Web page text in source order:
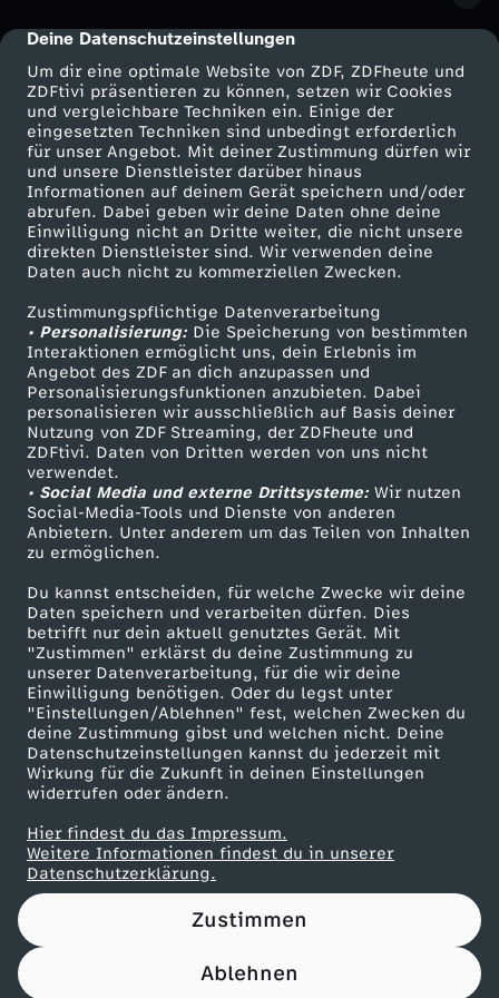
cmp-dialog-description
Deine Datenschutzeinstellungen
Um dir eine optimale Website von ZDF, ZDFheute und
ZDFtivi präsentieren zu können, setzen wir Cookies
und vergleichbare Techniken ein. Einige der
eingesetzten Techniken sind unbedingt erforderlich
für unser Angebot. Mit deiner Zustimmung dürfen wir
und unsere Dienstleister darüber hinaus
Informationen auf deinem Gerät speichern und/oder
abrufen. Dabei geben wir deine Daten ohne deine
Einwilligung nicht an Dritte weiter, die nicht unsere
direkten Dienstleister sind. Wir verwenden deine
Daten auch nicht zu kommerziellen Zwecken.
Zustimmungspflichtige Datenverarbeitung
• Personalisierung:Die Speicherung von bestimmten
Interaktionen ermöglicht uns, dein Erlebnis im
Angebot des ZDF an dich anzupassen und
Personalisierungsfunktionen anzubieten. Dabei
personalisieren wir ausschließlich auf Basis deiner
Nutzung von ZDF Streaming, der ZDFheute und
ZDFtivi. Daten von Dritten werden von uns nicht
verwendet.
• Social Media und externe Drittsysteme:Wir nutzen
Social-Media-Tools und Dienste von anderen
Anbietern. Unter anderem um das Teilen von Inhalten
zu ermöglichen.
Du kannst entscheiden, für welche Zwecke wir deine
Daten speichern und verarbeiten dürfen. Dies
betrifft nur dein aktuell genutztes Gerät. Mit
"Zustimmen" erklärst du deine Zustimmung zu
unserer Datenverarbeitung, für die wir deine
Einwilligung benötigen. Oder du legst unter
"Einstellungen/Ablehnen" fest, welchen Zwecken du
deine Zustimmung gibst und welchen nicht. Deine
Datenschutzeinstellungen kannst du jederzeit mit
Wirkung für die Zukunft in deinen Einstellungen
widerrufen oder ändern.
Hier findest du das Impressum.
Weitere Informationen findest du in unserer
Datenschutzerklärung.
Zustimmen
Ablehnen
l
e
n
g
e
k
s
d
e
r
L
e
b
e
n
m
i
t
t
e
l
S
t
o
r
i
e
s
p
a
c
k
t
a
u
s
e
r
e
s
s
e
r
K
i
d
s
:
L
e
g
e
p
a
e
r
e
s
s
e
r
g
o
e
s
S
c
h
l
e
–
e
M
a
s
c
h
e
n
F
a
h
n
d
e
r
i
d
e
r
T
a
l
k
Mehr ZDF
ZDF-Apps
Smart TV
ZDFtext
Livestreams
Sendungen A-Z
TV-Programm
Service
ZDFmitreden
Kontakt zum ZDF
Tickets
Zuschauerservice
Hilfe
ZDF Unternehmen
Karriere
ZDF goes Schule
Werbefernsehen
Mainzelmännchen
Partner
Nutzungsbedingungen